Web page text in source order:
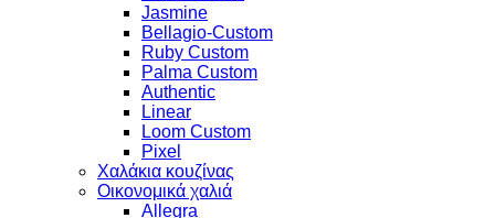
Jasmine
Bellagio-Custom
Ruby Custom
Palma Custom
Authentic
Linear
Loom Custom
Pixel
Χαλάκια κουζίνας
Οικονομικά χαλιά
Allegra